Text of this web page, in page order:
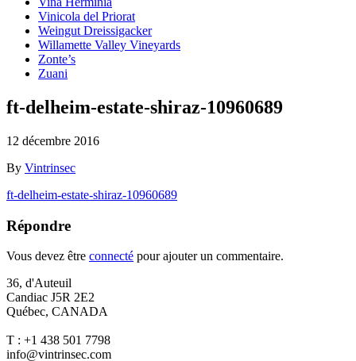
Vinicola del Priorat
Weingut Dreissigacker
Willamette Valley Vineyards
Zonte’s
Zuani
ft-delheim-estate-shiraz-10960689
12 décembre 2016
By Vintrinsec
ft-delheim-estate-shiraz-10960689
Répondre
Vous devez être connecté pour ajouter un commentaire.
36, d'Auteuil
Candiac J5R 2E2
Québec, CANADA
T : +1 438 501 7798
info@vintrinsec.com